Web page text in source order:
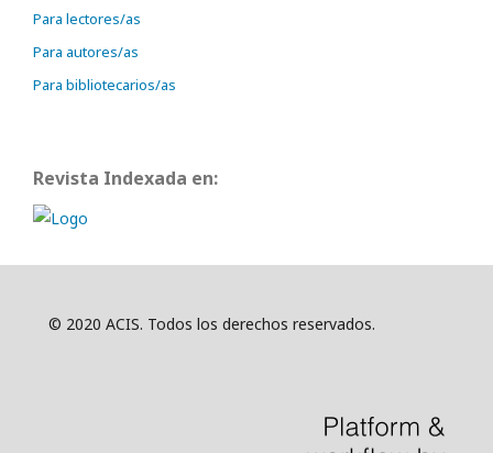
Para lectores/as
Para autores/as
Para bibliotecarios/as
Revista Indexada en:
© 2020 ACIS. Todos los derechos reservados.